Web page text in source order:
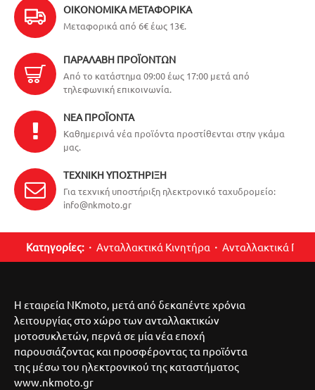
ΟΙΚΟΝΟΜΙΚΆ ΜΕΤΑΦΟΡΙΚΆ
Μεταφορικά από 6€ έως 13€.
ΠΑΡΑΛΑΒΉ ΠΡΟΪΌΝΤΩΝ
Από το κατάστημα 09:00 έως 17:00 μετά από
τηλεφωνική επικοινωνία.
ΝΈΑ ΠΡΟΪΌΝΤΑ
Καθημερινά νέα προϊόντα προστίθενται στην γκάμα
μας.
ΤΕΧΝΙΚΉ ΥΠΟΣΤΉΡΙΞΗ
Για τεχνική υποστήριξη ηλεκτρονικό ταχυδρομείο:
info@nkmoto.gr
Κατηγορίες: Ανταλλακτικά Κινητήρα Ανταλλακτικά
Η εταιρεία NKmoto, μετά από δεκαπέντε χρόνια
λειτουργίας στο χώρο των ανταλλακτικών
μοτοσυκλετών, περνά σε μία νέα εποχή
παρουσιάζοντας και προσφέροντας τα προϊόντα
της μέσω του ηλεκτρονικού της καταστήματος
www.nkmoto.gr